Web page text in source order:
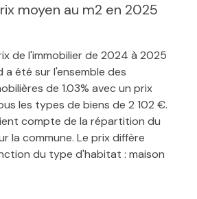
moyen au m2 en 2025
de l'immobilier de 2024 à 2025
a été sur l'ensemble des
de 1.03% avec un prix
les types de biens de 2 102 €.
compte de la répartition du
la commune. Le prix diffère
du type d'habitat : maison